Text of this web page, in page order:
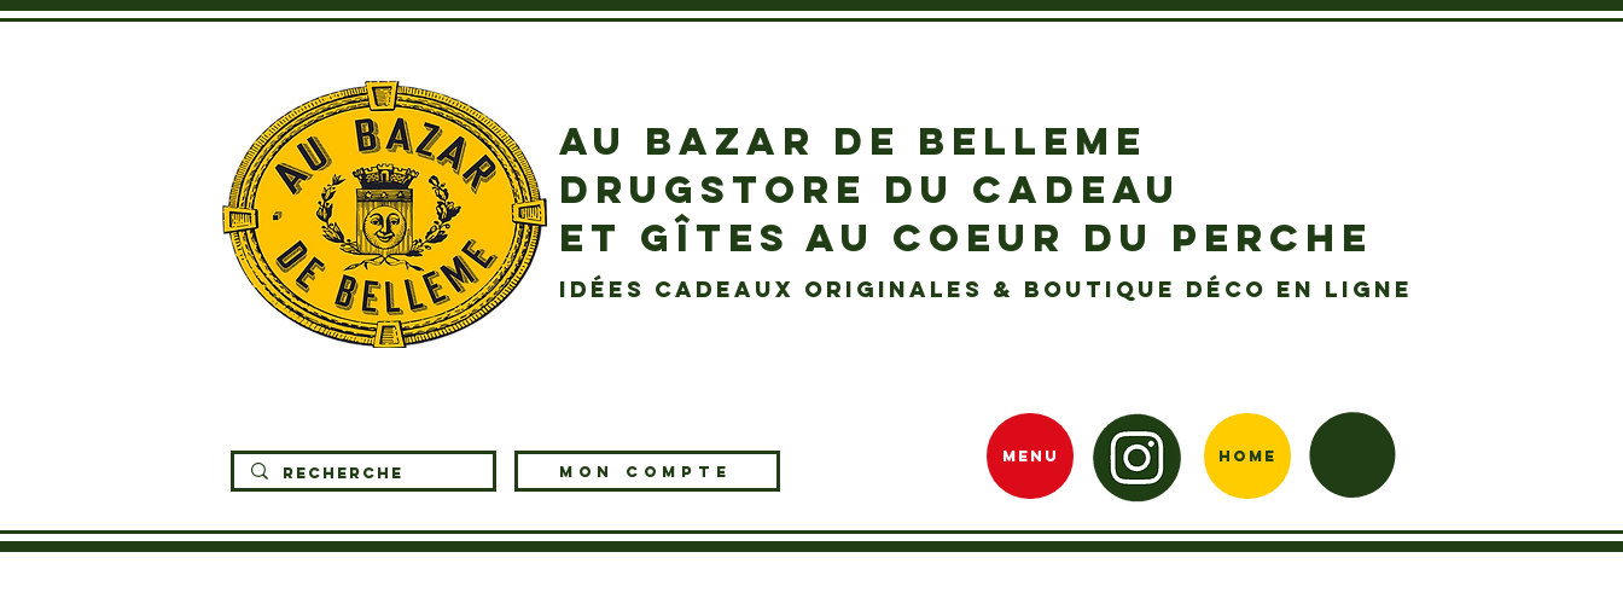
AU BAZAR DE BELLEME
DRUGSTORE DU CADEAU
ET GÎTES AU COEUR DU PERCHE
idées cadeaux originales & boutique déco en ligne
MON COMPTE
MENU Home